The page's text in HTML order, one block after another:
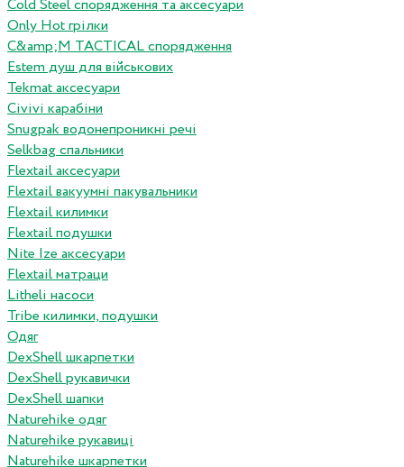
Cold Steel спорядження та аксесуари
Only Hot грілки
C&amp;M TACTICAL спорядження
Estem душ для військових
Tekmat аксесуари
Сivivi карабіни
Snugpak водонепроникні речі
Selkbag спальники
Flextail аксесуари
Flextail вакуумні пакувальники
Flextail килимки
Flextail подушки
Nite Ize аксесуари
Flextail матраци
Litheli насоси
Tribe килимки, подушки
Одяг
DexShell шкарпетки
DexShell рукавички
DexShell шапки
Naturehike одяг
Naturehike рукавиці
Naturehike шкарпетки